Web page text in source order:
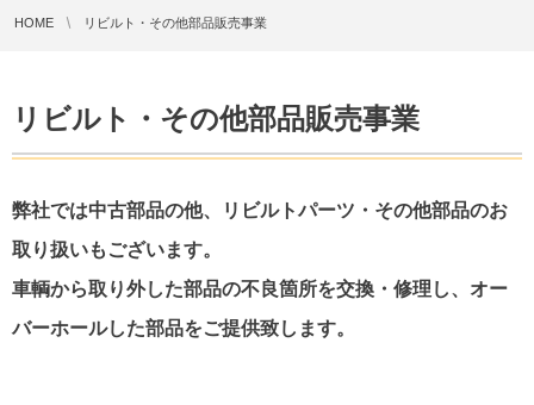
HOME リビルト・その他部品販売事業
リビルト・その他部品販売事業
弊社では中古部品の他、リビルトパーツ・その他部品のお
取り扱いもございます。
車輌から取り外した部品の不良箇所を交換・修理し、オー
バーホールした部品をご提供致します。